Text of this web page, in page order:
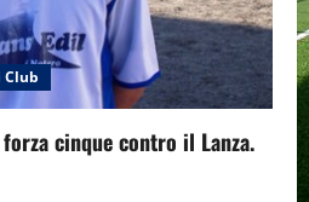
Club
cinque contro il Lanza.